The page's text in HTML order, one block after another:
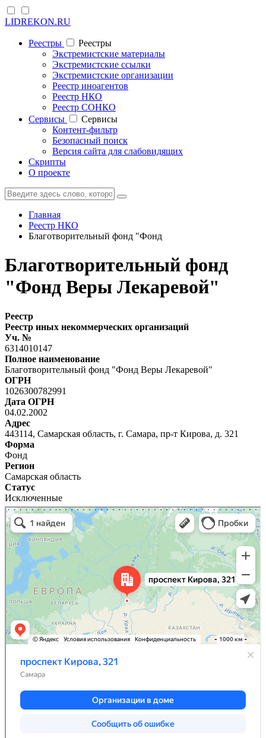
LIDREKON.RU
Реестры
Реестры
Экстремистские материалы
Экстремистские ссылки
Экстремистские организации
Реестр иноагентов
Реестр НКО
Реестр СОНКО
Cервисы
Cервисы
Контент-фильтр
Безопасный поиск
Версия сайта для слабовидящих
Скрипты
О проекте
Главная
Реестр НКО
Благотворительный фонд "Фонд
Благотворительный фонд
"Фонд Веры Лекаревой"
Реестр
Реестр иных некоммерческих организаций
Уч. №
6314010147
Полное наименование
Благотворительный фонд "Фонд Веры Лекаревой"
ОГРН
1026300782991
Дата ОГРН
04.02.2002
Адрес
443114, Самарская область, г. Самара, пр-т Кирова, д. 321
Форма
Фонд
Регион
Самарская область
Статус
Исключенные